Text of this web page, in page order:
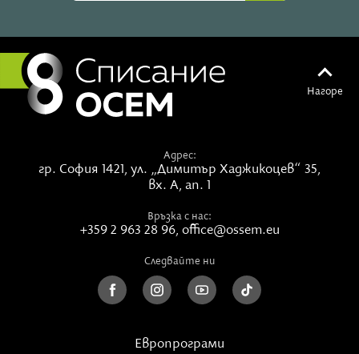
Нагоре
Адрес:
гр. София 1421, ул. „Димитър Хаджикоцев“ 35,
вх. А, ап. 1
Връзка с нас:
+359 2 963 28 96, office@ossem.eu
Следвайте ни
Европрограми